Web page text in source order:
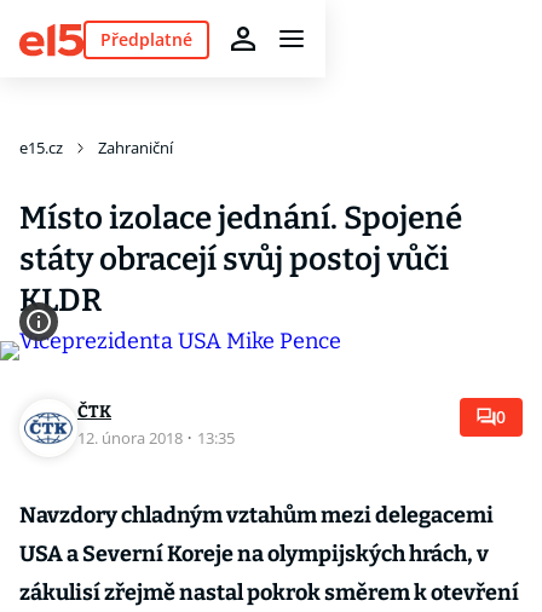
Předplatné
e15.cz Zahraniční
Místo izolace jednání. Spojené
státy obracejí svůj postoj vůči
KLDR
ČTK
12. února 2018 · 13:35
0
Navzdory chladným vztahům mezi delegacemi
USA a Severní Koreje na olympijských hrách, v
zákulisí zřejmě nastal pokrok směrem k otevření